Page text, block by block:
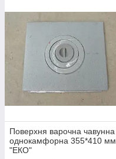
Поверхня варочна чавунна
однокамфорна 355*410 мм
"ЕКО"